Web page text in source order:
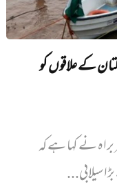
کے علاقوں کو
نے کہا ہے کہ
سیلابی...